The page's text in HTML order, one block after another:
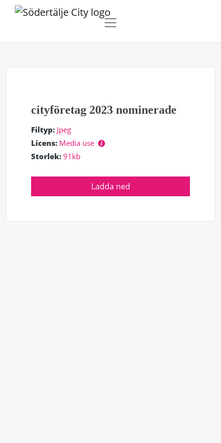
cityföretag 2023 nominerade
Filtyp: Jpeg
Licens: Media use
Storlek: 91kb
Ladda ned